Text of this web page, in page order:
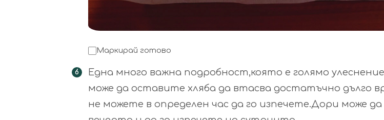
Маркирай готово
Една много важна подробност,която е голямо
може да оставите хляба да втасва достатъчно дълго
не можете в определен час да го изпечете.Дори може